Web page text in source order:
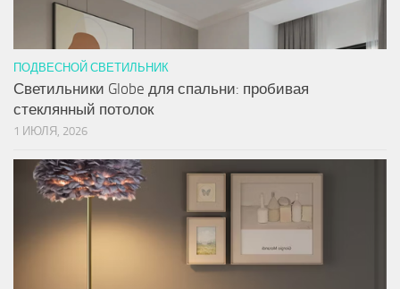
ПОДВЕСНОЙ СВЕТИЛЬНИК
Светильники Globe для спальни: пробивая
стеклянный потолок
1 ИЮЛЯ, 2026